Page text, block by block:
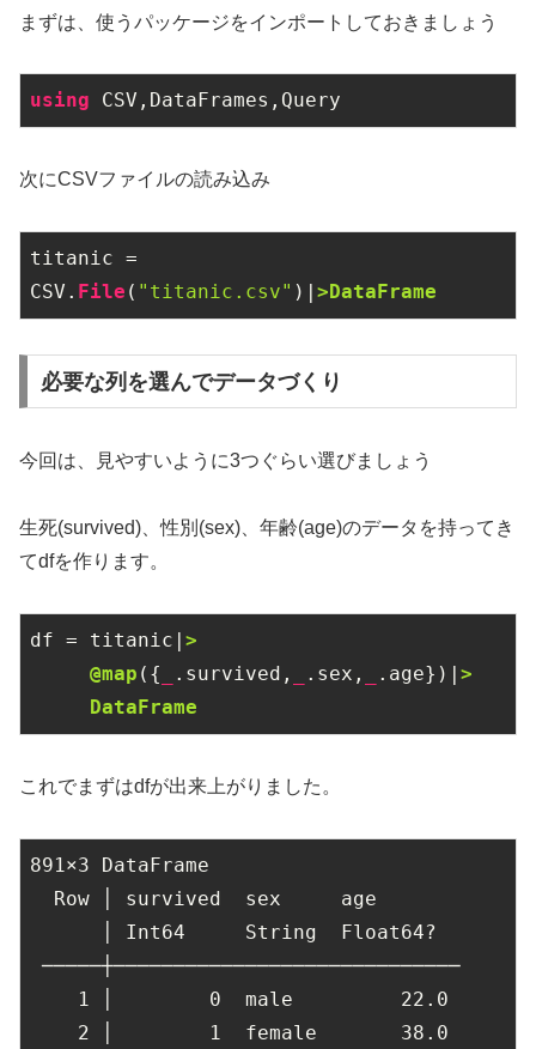
まずは、使うパッケージをインポートしておきましょう
using CSV,DataFrames,Query
次にCSVファイルの読み込み
titanic =
CSV. File ( "titanic.csv" )| >DataFrame
必要な列を選んでデータづくり
今回は、見やすいように3つぐらい選びましょう
生死(survived)、性別(sex)、年齢(age)のデータを持ってき
てdfを作ります。
df = titanic| >
     @map
({ .survived, .sex, .age})| >
     DataFrame
これでまずはdfが出来上がりました。
891 ×3 DataFrame
─────┼─────────────────────────────
1
0
  male
22.0
2
1
  female
38.0